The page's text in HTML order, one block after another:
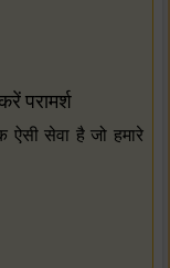
परामर्श
ऐसी सेवा है जो हमारे